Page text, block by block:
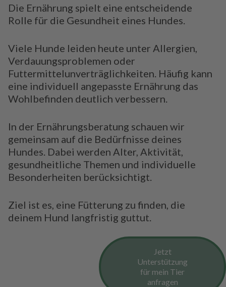
Die Ernährung spielt eine entscheidende
Rolle für die Gesundheit eines Hundes.
Viele Hunde leiden heute unter Allergien,
Verdauungsproblemen oder
Futtermittelunverträglichkeiten. Häufig kann
eine individuell angepasste Ernährung das
Wohlbefinden deutlich verbessern.
In der Ernährungsberatung schauen wir
gemeinsam auf die Bedürfnisse deines
Hundes. Dabei werden Alter, Aktivität,
gesundheitliche Themen und individuelle
Besonderheiten berücksichtigt.
Ziel ist es, eine Fütterung zu finden, die
deinem Hund langfristig guttut.
Jetzt
Unterstützung
für mein Tier
anfragen